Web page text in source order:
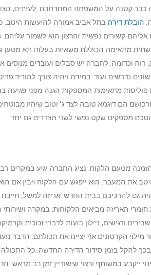
כבר קטנה על המשפחה המתרחבת. לעיתים,
הובלת דירה בתל אביב אמורה להיעשות היטב.
קשורים נפשית והרצון הוא לשמור
מתאימה הכוללת משאיות בעלות תא מטען
וכדומה. לחברה יש סבלים ועובדים מנוסים
נדרשים ועוד. במידה ויהיה צורך להוריד
מתאימות המספקות הגנה מפני פגיעה
הם דוגמא טובה לצד ג' וטוב שיהיו
מספקים שקט נפשי לשני הצדדים גם יחד.
מטעם הלקוח. נציג החברה יגיע במקרים
את המעבר. הוא ייפגש עם הלקוח ויבין אם הוא
יהיה גם להרכיבם בבית החדש. אריזה למשל,
האריזה מביאים הלקוחות. במקרה
ורגישים, ניילון בועות לדברי זכוכית
מילוי הקרטונים אף יציינו את תכולתם. הדבר
להקל בזמן סידור הדירה החדשה. כל
ייקבע במשותף ורצוי שישוריין זמן רב מראש.